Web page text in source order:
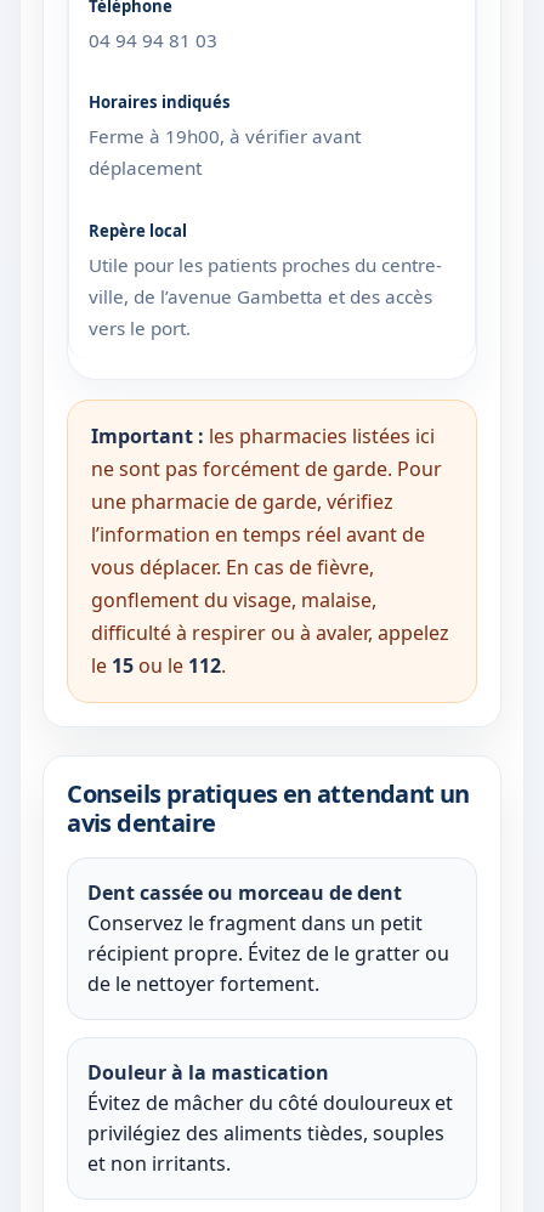
04 94 94 81 03
Ferme à 19h00, à vérifier avant
déplacement
Utile pour les patients proches du centre-
ville, de l’avenue Gambetta et des accès
vers le port.
Important : les pharmacies listées ici
ne sont pas forcément de garde. Pour
une pharmacie de garde, vérifiez
l’information en temps réel avant de
vous déplacer. En cas de fièvre,
gonflement du visage, malaise,
difficulté à respirer ou à avaler, appelez
le 15ou le 112.
Conseils pratiques en attendant un
avis dentaire
Dent cassée ou morceau de dent
Conservez le fragment dans un petit
récipient propre. Évitez de le gratter ou
de le nettoyer fortement.
Douleur à la mastication
Évitez de mâcher du côté douloureux et
privilégiez des aliments tièdes, souples
et non irritants.